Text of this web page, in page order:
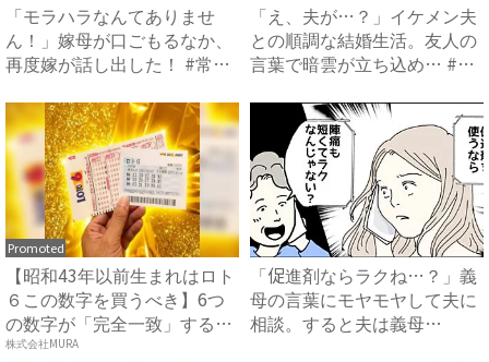
「モラハラなんてありませ
ん！」嫁母が口ごもるなか、
再度嫁が話し出した！ #常識
「え、夫が…？」イケメン夫
との順調な結婚生活。友人の
言葉で暗雲が立ち込め… #
Promoted
【昭和43年以前生まれはロト
６この数字を買うべき】6つ
の数字が「完全一致」する
方...
株式会社MURA
「促進剤ならラクね…？」義
母の言葉にモヤモヤして夫に
相談。すると夫は義母